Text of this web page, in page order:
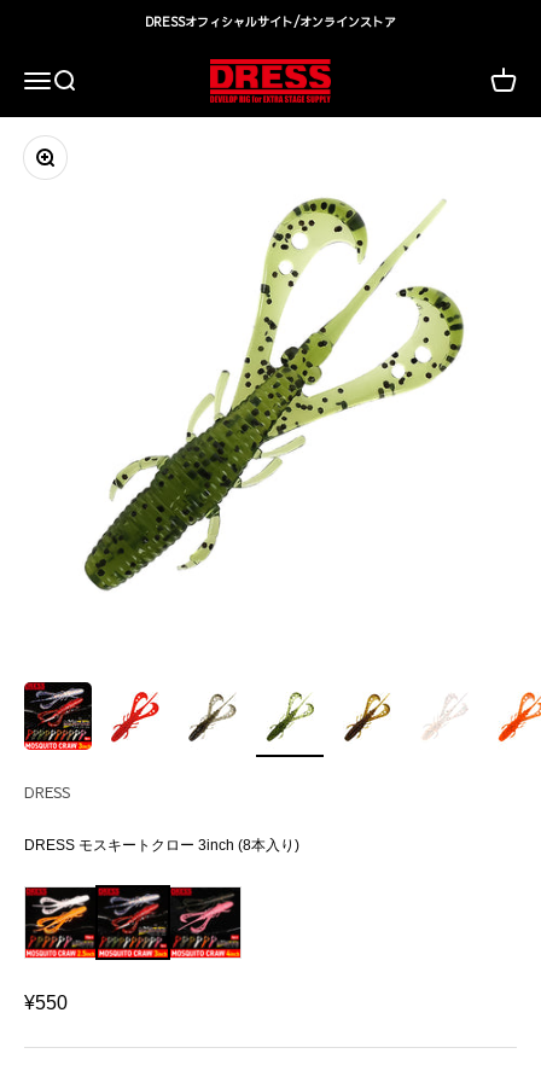
DRESSオフィシャルサイト/オンラインストア
メニュー
検索 DRESS(ドレス)|アウトドア・ウェア・釣り具カート
ズームイン
DRESS
DRESS モスキートクロー 3inch (8本入り)
セール価格
¥550